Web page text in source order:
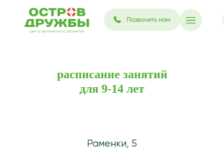
расписание занятий
для 9-14 лет
Раменки, 5